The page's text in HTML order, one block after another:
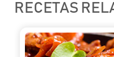
RECETAS